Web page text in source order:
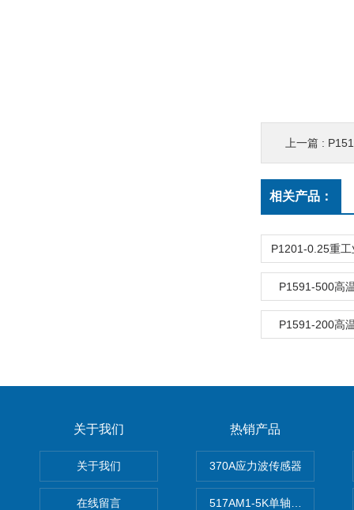
上一篇 :
相关产品：
P1591-500高
P1591-200高
关于我们
关于我们
在线留言
热销产品
370A应力波传感器
517AM1-5K单轴冲击IEPE加